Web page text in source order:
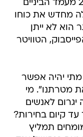
בפייסבוק ולקרוא לחרם. בקיץ 2011 מעמד הביניים
מחדש את כוחו
הוא לא ייתן
הטוויטר
יהיה אפשר
מטרתנו". מי
לאנשים
קיום בחירות?
תמליץ